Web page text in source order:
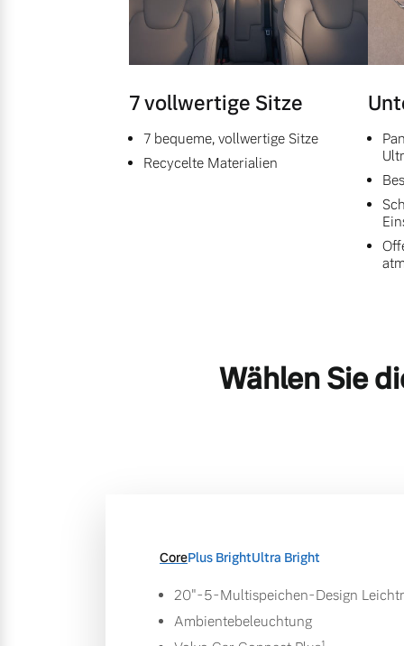
7 vollwertige Sitze
7 bequeme, vollwertige Sitze
Recycelte Materialien
Wählen Sie
CorePlus BrightUltra Bright
20"-5-Multispeichen-Design
Ambientebeleuchtung